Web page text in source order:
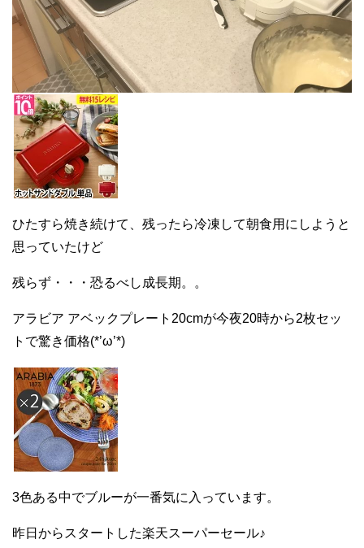
ひたすら焼き続けて、残ったら冷凍して朝食用にしようと
思っていたけど
残らず・・・恐るべし成長期。。
アラビア アベックプレート20cmが今夜20時から2枚セッ
トで驚き価格(*’ω’*)
3色ある中でブルーが一番気に入っています。
昨日からスタートした楽天スーパーセール♪